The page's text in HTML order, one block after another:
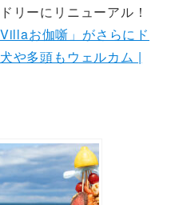
リーにリニューアル！
お伽噺」がさらにド
や多頭もウェルカム |